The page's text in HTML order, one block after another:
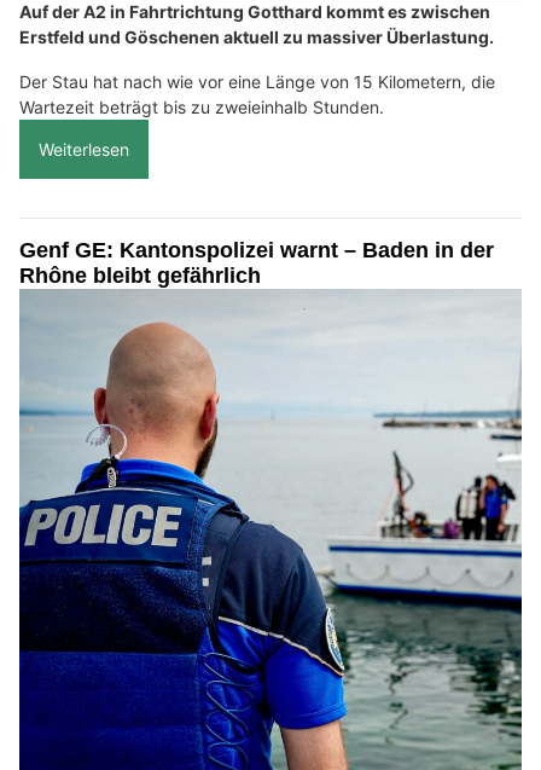
Auf der A2 in Fahrtrichtung Gotthard kommt es zwischen
Erstfeld und Göschenen aktuell zu massiver Überlastung.
Der Stau hat nach wie vor eine Länge von 15 Kilometern, die
Wartezeit beträgt bis zu zweieinhalb Stunden.
Weiterlesen
Genf GE: Kantonspolizei warnt – Baden in der
Rhône bleibt gefährlich